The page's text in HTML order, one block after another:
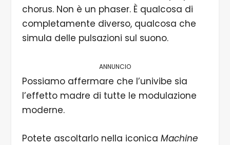
chorus. Non è un phaser. È qualcosa di
completamente diverso, qualcosa che
simula delle pulsazioni sul suono.
ANNUNCIO
Possiamo affermare che l’univibe sia
l’effetto madre di tutte le modulazione
moderne.
Potete ascoltarlo nella iconica Machine